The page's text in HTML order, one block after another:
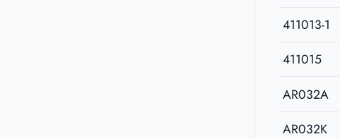
411013-1
411015
AR032A
AR032K